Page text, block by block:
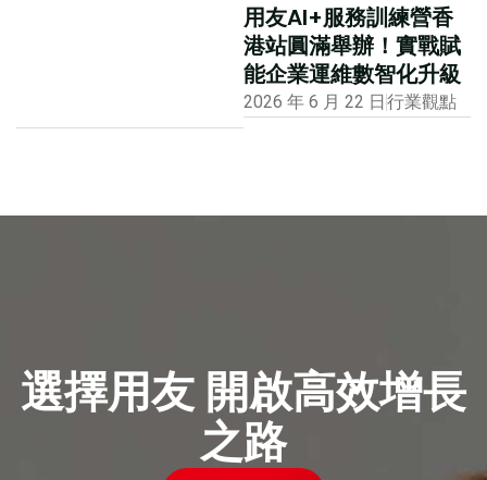
用友AI+服務訓練營香
港站圓滿舉辦！實戰賦
能企業運維數智化升級
2026 年 6 月 22 日 行業觀點
選擇用友 開啟高效增長
之路